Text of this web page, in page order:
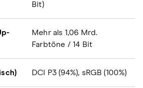
Bit)
Mehr als 1,06 Mrd.
Farbtöne / 14 Bit
DCI P3 (94%), sRGB (100%)